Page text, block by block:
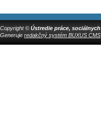
Copyright © Ústredie práce,
Generuje redakčný systém BUXUS CMS